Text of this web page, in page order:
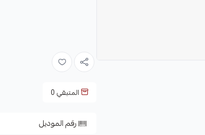
المتبقي0
رقم الموديل